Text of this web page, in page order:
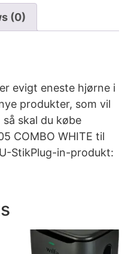
(0)
evigt eneste hjørne i
produkter, som vil
skal du købe
COMBO WHITE til
StikPlug-in-produkt: